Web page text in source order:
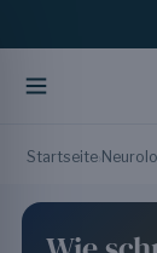
Startseite